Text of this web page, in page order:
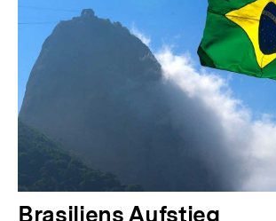
Brasiliens Aufstieg